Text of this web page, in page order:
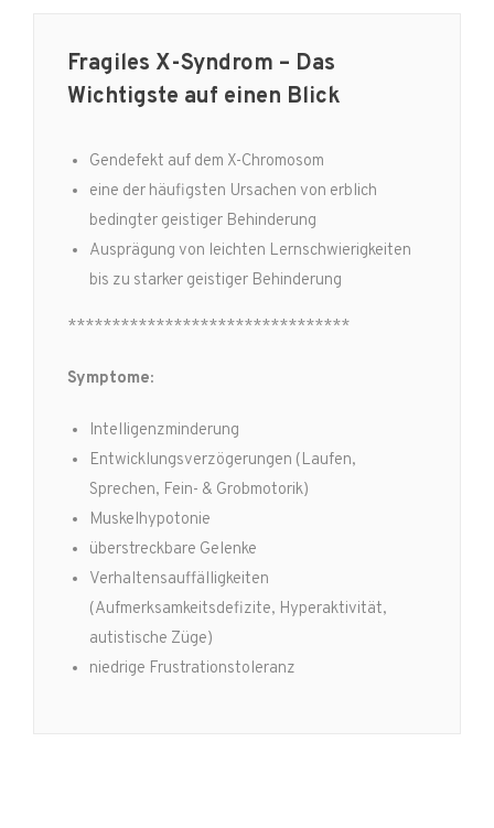
Fragiles X-Syndrom – Das
Wichtigste auf einen Blick
Gendefekt auf dem X-Chromosom
eine der häufigsten Ursachen von erblich
bedingter geistiger Behinderung
Ausprägung von leichten Lernschwierigkeiten
bis zu starker geistiger Behinderung
********************************
Symptome:
Intelligenzminderung
Entwicklungsverzögerungen (Laufen,
Sprechen, Fein- & Grobmotorik)
Muskelhypotonie
überstreckbare Gelenke
Verhaltensauffälligkeiten
(Aufmerksamkeitsdefizite, Hyperaktivität,
autistische Züge)
niedrige Frustrationstoleranz